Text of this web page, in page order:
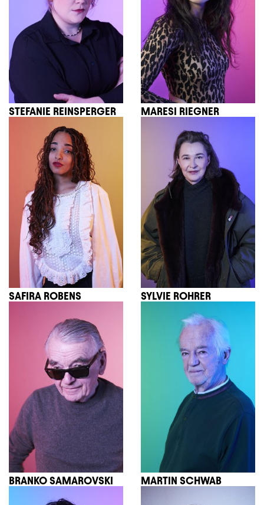
STEFANIE REINSPERGER MARESI RIEGNER
SAFIRA ROBENS SYLVIE ROHRER
BRANKO SAMAROVSKI MARTIN SCHWAB